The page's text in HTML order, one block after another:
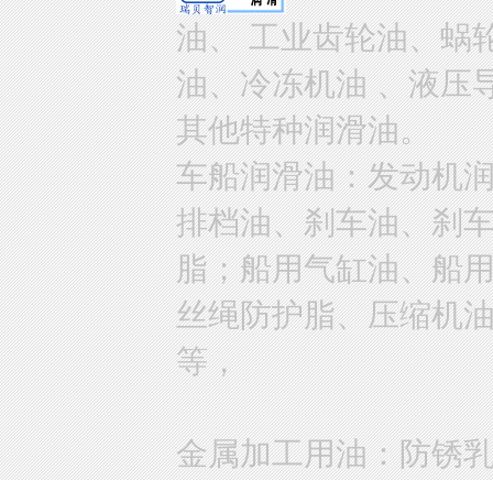
油、 工业齿轮油、蜗
油、冷冻机油 、液压
其他特种润滑油。
车船润滑油：发动机
排档油、刹车油、刹
脂；船用气缸油、船
丝绳防护脂、压缩机
等，
金属加工用油：防锈